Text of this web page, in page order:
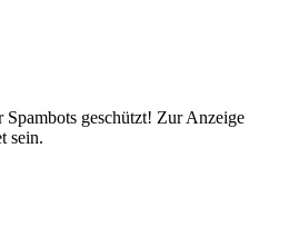
geschützt! Zur Anzeige
sein.